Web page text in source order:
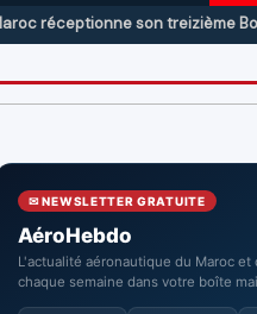
son treizième Boeing
✉ NEWSLETTER GRATUITE
AéroHebdo
L'actualité aéronautique du Maroc et
chaque semaine dans votre boîte